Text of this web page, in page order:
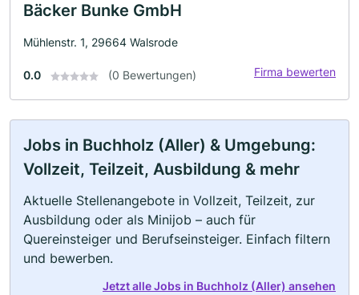
Bäcker Bunke GmbH
Mühlenstr. 1, 29664 Walsrode
0.0 (0 Bewertungen) Firma bewerten
Jobs in Buchholz (Aller) & Umgebung:
Vollzeit, Teilzeit, Ausbildung & mehr
Aktuelle Stellenangebote in Vollzeit, Teilzeit, zur
Ausbildung oder als Minijob – auch für
Quereinsteiger und Berufseinsteiger. Einfach filtern
und bewerben.
Jetzt alle Jobs in Buchholz (Aller) ansehen